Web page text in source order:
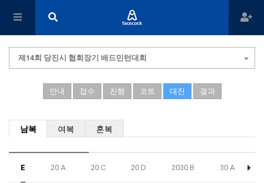
제14회 당진시 협회장기 배드민턴대회
안내 접수 진행 코트 대진 결과
남복 여복 혼복
E 20 A 20 C 20 D 2030 B 30 A